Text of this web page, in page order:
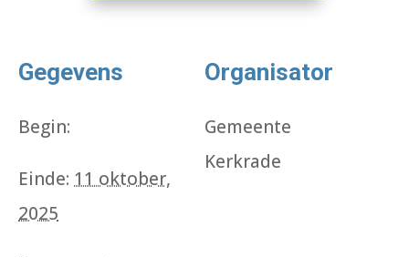
Gegevens
Begin:
Einde: 11 oktober,
2025
Organisator
Gemeente
Kerkrade